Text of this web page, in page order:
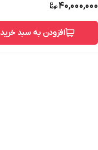
40,000,000
افزودن به سبد خرید